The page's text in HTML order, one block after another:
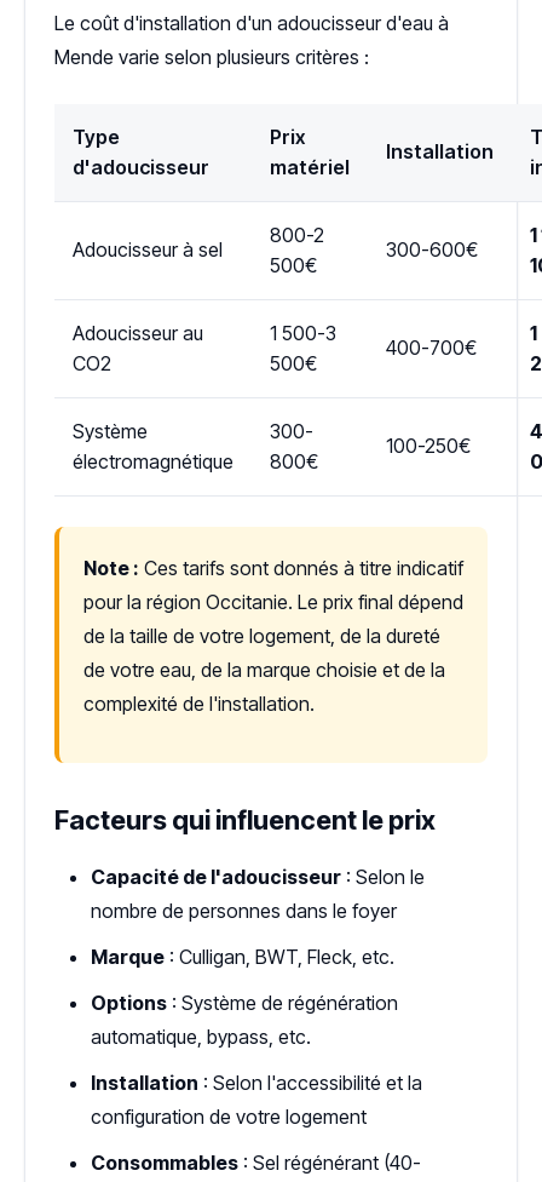
Le coût d'installation d'un adoucisseur d'eau à
Mende varie selon plusieurs critères :
Type
d'adoucisseur
Prix
matériel
Installation
Adoucisseur à sel
800-2
500€
300-600€
Adoucisseur au
CO2
1 500-3
500€
400-700€
Système
électromagnétique
300-
800€
100-250€
Note : Ces tarifs sont donnés à titre indicatif
pour la région Occitanie. Le prix final dépend
de la taille de votre logement, de la dureté
de votre eau, de la marque choisie et de la
complexité de l'installation.
Facteurs qui influencent le prix
Capacité de l'adoucisseur : Selon le
nombre de personnes dans le foyer
Marque : Culligan, BWT, Fleck, etc.
Options : Système de régénération
automatique, bypass, etc.
Installation : Selon l'accessibilité et la
configuration de votre logement
Consommables : Sel régénérant (40-